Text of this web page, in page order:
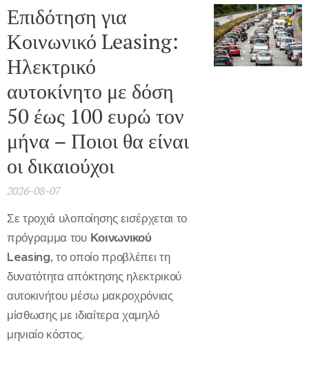
Επιδότηση για
Κοινωνικό Leasing:
Ηλεκτρικό
αυτοκίνητο με δόση
50 έως 100 ευρώ τον
μήνα – Ποιοι θα είναι
οι δικαιούχοι
2026-08-07
Σε τροχιά υλοποίησης εισέρχεται το
πρόγραμμα του Κοινωνικού
Leasing, το οποίο προβλέπει τη
δυνατότητα απόκτησης ηλεκτρικού
αυτοκινήτου μέσω μακροχρόνιας
μίσθωσης με ιδιαίτερα χαμηλό
μηνιαίο κόστος.